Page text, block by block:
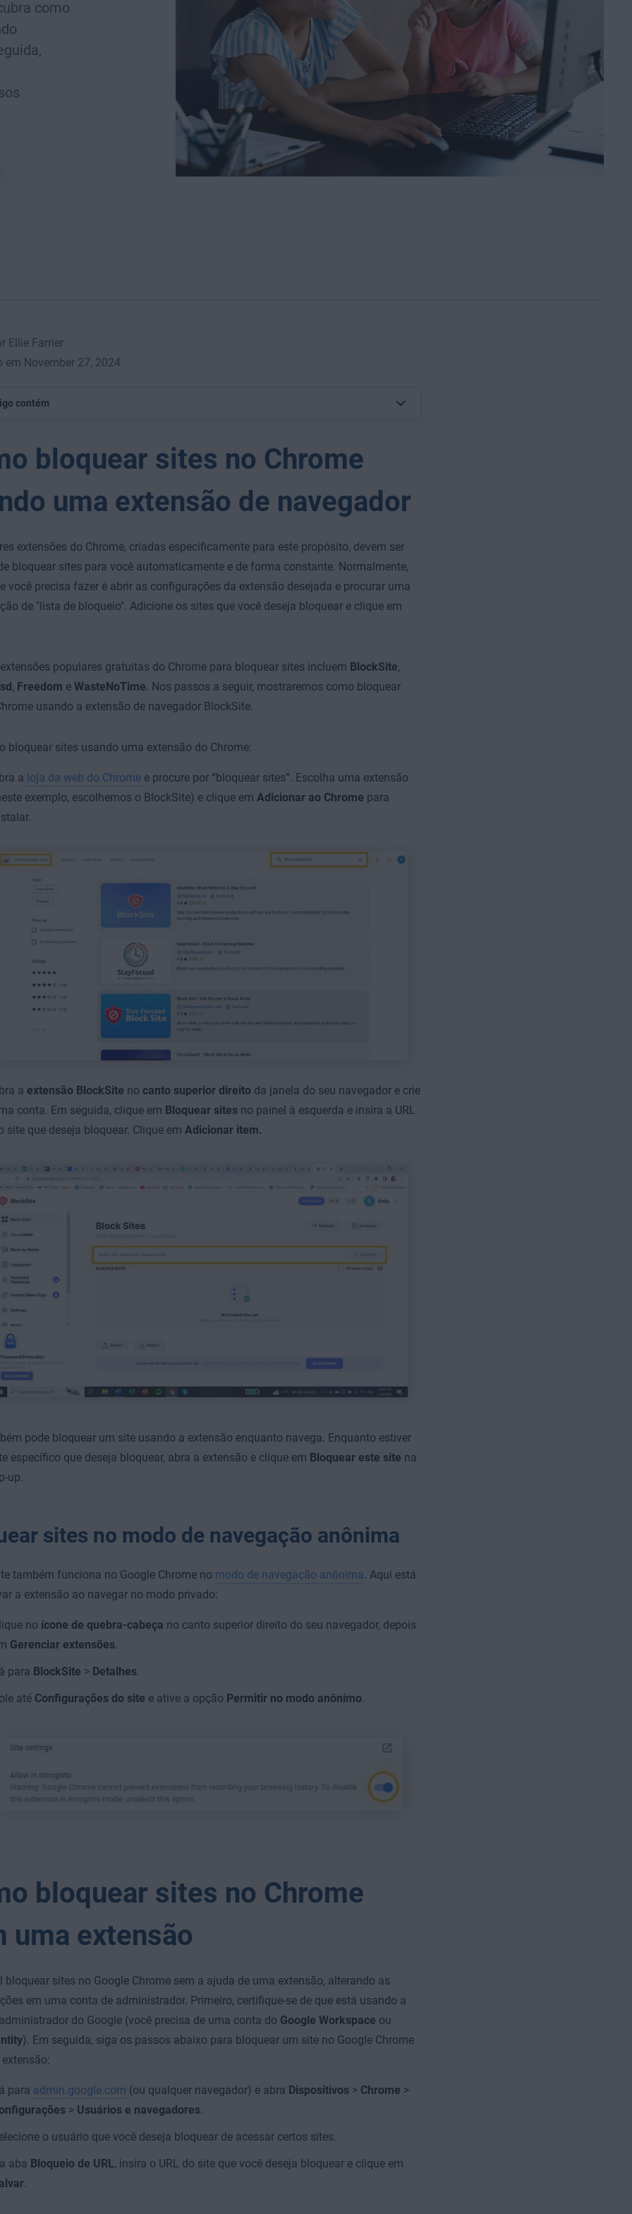
como
Ellie Farrier
em November 27, 2024
contém
bloquear sites no Chrome
uma extensão de navegador
extensões do Chrome, criadas especificamente para este propósito, devem ser
bloquear sites para você automaticamente e de forma constante. Normalmente,
você precisa fazer é abrir as configurações da extensão desejada e procurar uma
de "lista de bloqueio". Adicione os sites que você deseja bloquear e clique em
populares gratuitas do Chrome para bloquear sites incluem BlockSite,
, Freedom e WasteNoTime. Nos passos a seguir, mostraremos como bloquear
usando a extensão de navegador BlockSite.
bloquear sites usando uma extensão do Chrome:
a loja da web do Chromee procure por “bloquear sites”. Escolha uma extensão
exemplo, escolhemos o BlockSite) e clique em Adicionar ao Chrome para
a extensão BlockSite no canto superior direitoda janela do seu navegador e crie
conta. Em seguida, clique em Bloquear sitesno painel à esquerda e insira a URL
site que deseja bloquear. Clique em Adicionar item.
pode bloquear um site usando a extensão enquanto navega. Enquanto estiver
específico que deseja bloquear, abra a extensão e clique em Bloquear este site na
up.
sites no modo de navegação anônima
também funciona no Google Chrome no modo de navegação anônima. Aqui está
a extensão ao navegar no modo privado:
no ícone de quebra-cabeça no canto superior direito do seu navegador, depois
Gerenciar extensões.
para BlockSite >Detalhes.
até Configurações do site e ative a opção Permitir no modo anônimo.
bloquear sites no Chrome
uma extensão
bloquear sites no Google Chrome sem a ajuda de uma extensão, alterando as
em uma conta de administrador. Primeiro, certifique-se de que está usando a
do Google (você precisa de uma conta do Google Workspace ou
). Em seguida, siga os passos abaixo para bloquear um site no Google Chrome
para admin.google.com (ou qualquer navegador) e abra Dispositivos> Chrome >
> Usuários e navegadores.
o usuário que você deseja bloquear de acessar certos sites.
aba Bloqueio de URL, insira o URL do site que você deseja bloquear e clique em
.